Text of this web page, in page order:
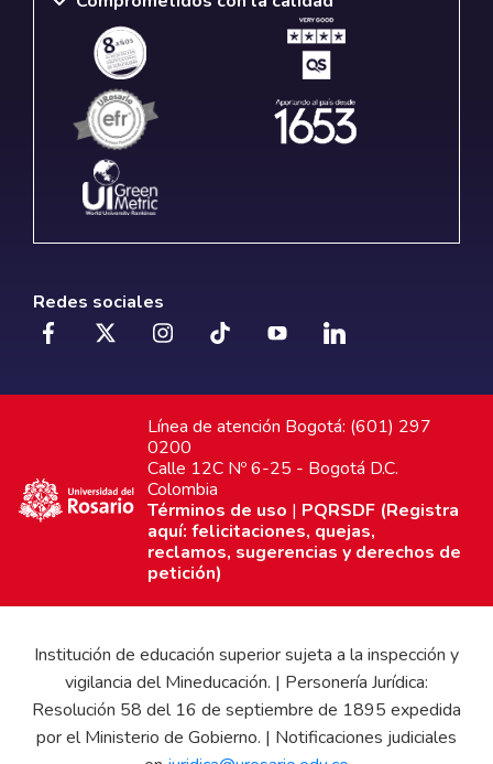
Redes sociales
Línea de atención Bogotá: (601) 297
0200
Calle 12C Nº 6-25 - Bogotá D.C.
Colombia
Términos de uso | PQRSDF (Registra
aquí: felicitaciones, quejas,
reclamos, sugerencias y derechos de
petición)
Institución de educación superior sujeta a la inspección y
vigilancia del Mineducación. | Personería Jurídica:
Resolución 58 del 16 de septiembre de 1895 expedida
por el Ministerio de Gobierno. | Notificaciones judiciales